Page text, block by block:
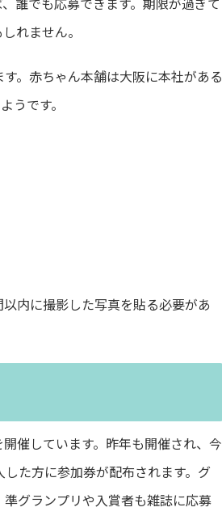
誰でも応募できます。期限が過ぎて
れません。
。赤ちゃん本舗は大阪に本社がある
うです。
内に撮影した写真を貼る必要があ
催しています。昨年も開催され、今
た方に参加券が配布されます。グ
グランプリや入賞者も雑誌に応募